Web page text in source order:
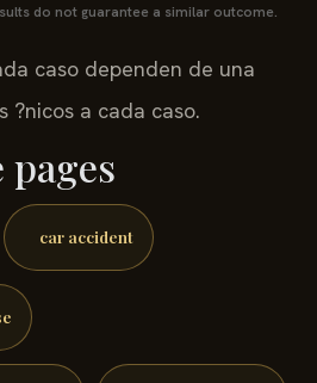
do not guarantee a similar outcome.
caso dependen de una
a cada caso.
car accident